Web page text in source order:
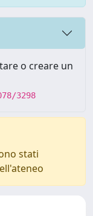
o creare un
3298
stati